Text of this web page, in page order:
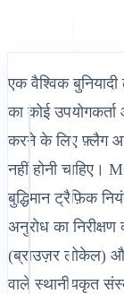
एक वैश्विक
का कोई
करने के लिए फ़्लैग
नहीं होनी चाहिए।
बुद्धिमान ट्रैफ़िक
अनुरोध का निरीक्षण
(ब्राउज़र लोकेल)
वाले स्थानीयकृत